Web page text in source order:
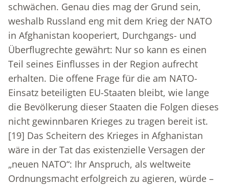
schwächen. Genau dies mag der Grund sein,
weshalb Russland eng mit dem Krieg der NATO
in Afghanistan kooperiert, Durchgangs- und
Überflugrechte gewährt: Nur so kann es einen
Teil seines Einflusses in der Region aufrecht
erhalten. Die offene Frage für die am NATO-
Einsatz beteiligten EU-Staaten bleibt, wie lange
die Bevölkerung dieser Staaten die Folgen dieses
nicht gewinnbaren Krieges zu tragen bereit ist.
[19] Das Scheitern des Krieges in Afghanistan
wäre in der Tat das existenzielle Versagen der
„neuen NATO“: Ihr Anspruch, als weltweite
Ordnungsmacht erfolgreich zu agieren, würde –